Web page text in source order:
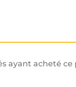
ayant acheté